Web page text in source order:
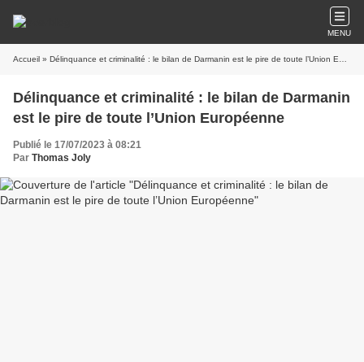
MENU
Accueil » Délinquance et criminalité : le bilan de Darmanin est le pire de toute l’Union Européenne
Délinquance et criminalité : le bilan de Darmanin
est le pire de toute l’Union Européenne
Publié le 17/07/2023 à 08:21
Par Thomas Joly